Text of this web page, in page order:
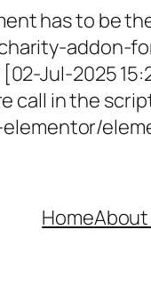
has to be
addon-
Jul-2025
call in the
HomeAbout